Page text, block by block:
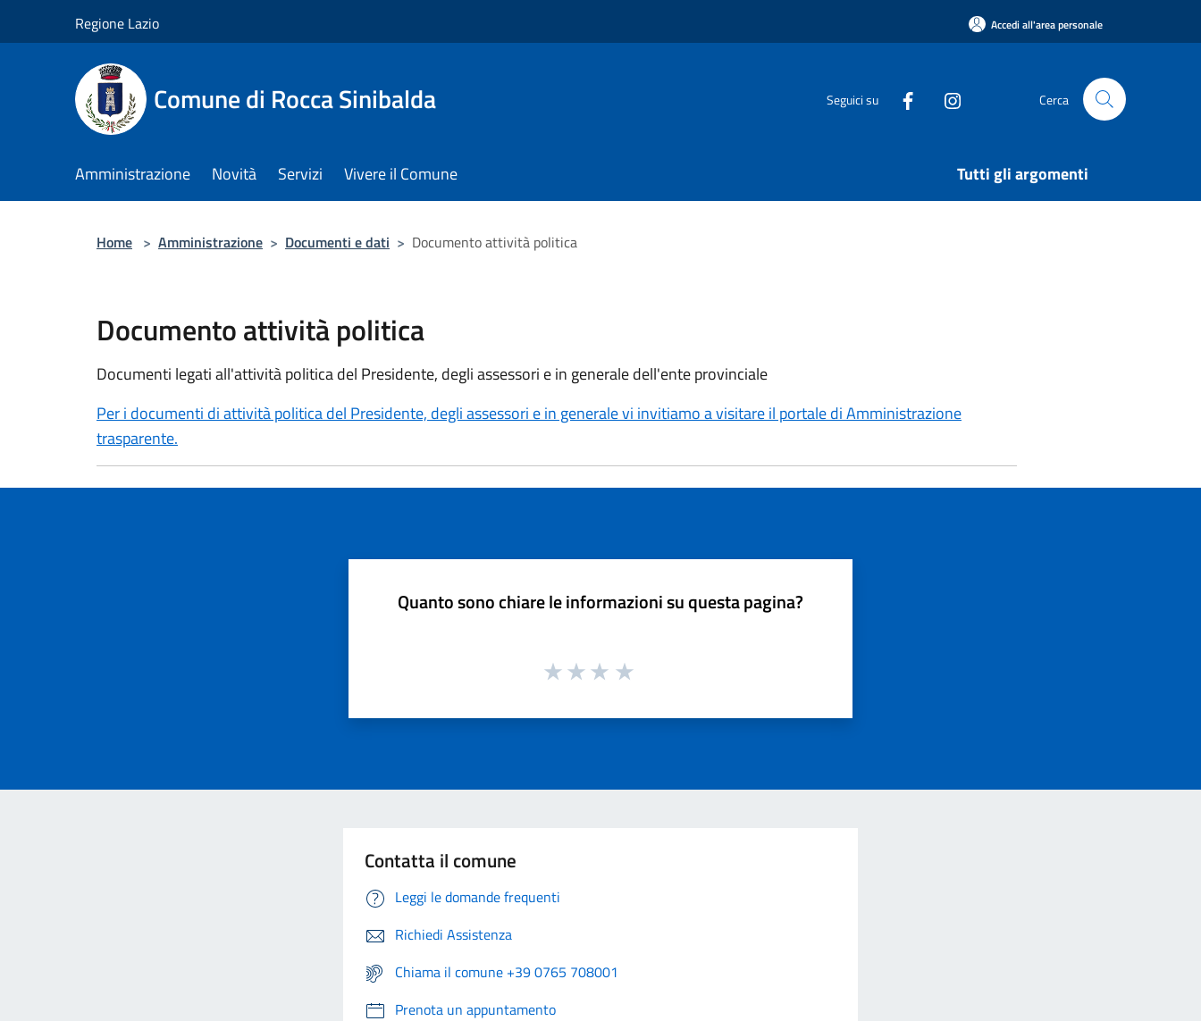
Regione Lazio Accedi all'area personale
Comune di Rocca Sinibalda Seguici su Cerca
Amministrazione Novità Servizi Vivere il Comune Tutti gli argomenti
Home > Amministrazione > Documenti e dati > Documento attività politica
Documento attività politica
Documenti legati all'attività politica del Presidente, degli assessori e in generale dell'ente provinciale
Per i documenti di attività politica del Presidente, degli assessori e in generale vi invitiamo a visitare il portale di Amministrazione
trasparente.
Quanto sono chiare le informazioni su questa pagina?
Contatta il comune
Leggi le domande frequenti
Richiedi Assistenza
Chiama il comune +39 0765 708001
Prenota un appuntamento